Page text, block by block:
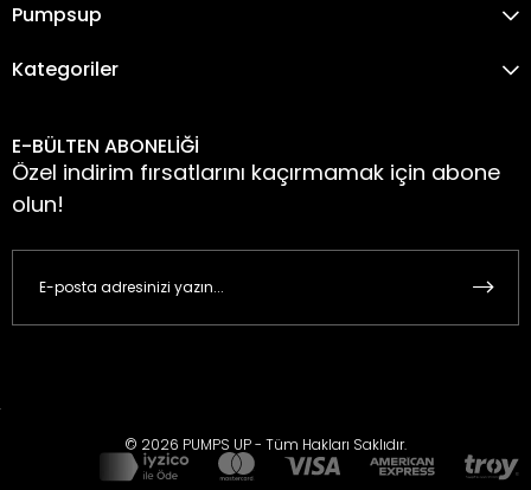
Pumpsup
Kategoriler
E-BÜLTEN ABONELİĞİ
Özel indirim fırsatlarını kaçırmamak için abone
olun!
© 2026 PUMPS UP - Tüm Hakları Saklıdır.